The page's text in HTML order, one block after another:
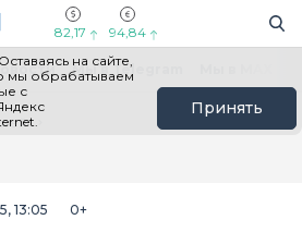
82,17 94,84
Оставаясь на сайте,
мы обрабатываем
с
Принять
Мы в Telegram
13:05 0+